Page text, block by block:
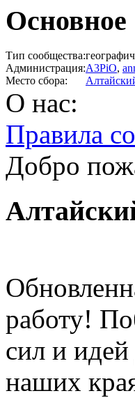
Основное
Тип сообщества:
Администрация:A3PiO,
Место сбора:
О нас:
Правила
Добро
работу!
сил и идей
наших